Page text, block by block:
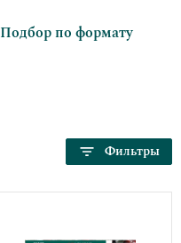
по формату
Фильтры